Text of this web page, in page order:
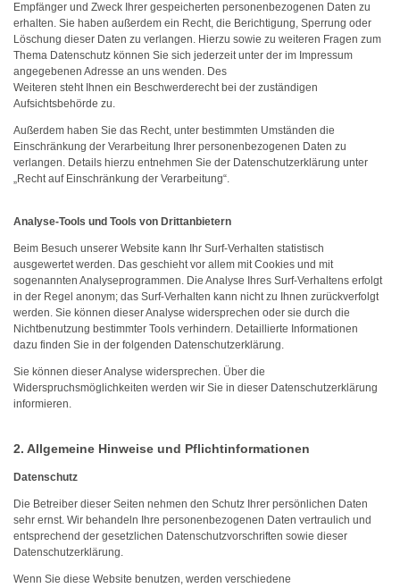
Empfänger und Zweck Ihrer gespeicherten personenbezogenen Daten zu
erhalten. Sie haben außerdem ein Recht, die Berichtigung, Sperrung oder
Löschung dieser Daten zu verlangen. Hierzu sowie zu weiteren Fragen zum
Thema Datenschutz können Sie sich jederzeit unter der im Impressum
angegebenen Adresse an uns wenden. Des
Weiteren steht Ihnen ein Beschwerderecht bei der zuständigen
Aufsichtsbehörde zu.
Außerdem haben Sie das Recht, unter bestimmten Umständen die
Einschränkung der Verarbeitung Ihrer personenbezogenen Daten zu
verlangen. Details hierzu entnehmen Sie der Datenschutzerklärung unter
„Recht auf Einschränkung der Verarbeitung“.
Analyse-Tools und Tools von Drittanbietern
Beim Besuch unserer Website kann Ihr Surf-Verhalten statistisch
ausgewertet werden. Das geschieht vor allem mit Cookies und mit
sogenannten Analyseprogrammen. Die Analyse Ihres Surf-Verhaltens erfolgt
in der Regel anonym; das Surf-Verhalten kann nicht zu Ihnen zurückverfolgt
werden. Sie können dieser Analyse widersprechen oder sie durch die
Nichtbenutzung bestimmter Tools verhindern. Detaillierte Informationen
dazu finden Sie in der folgenden Datenschutzerklärung.
Sie können dieser Analyse widersprechen. Über die
Widerspruchsmöglichkeiten werden wir Sie in dieser Datenschutzerklärung
informieren.
2. Allgemeine Hinweise und Pflichtinformationen
Datenschutz
Die Betreiber dieser Seiten nehmen den Schutz Ihrer persönlichen Daten
sehr ernst. Wir behandeln Ihre personenbezogenen Daten vertraulich und
entsprechend der gesetzlichen Datenschutzvorschriften sowie dieser
Datenschutzerklärung.
Wenn Sie diese Website benutzen, werden verschiedene